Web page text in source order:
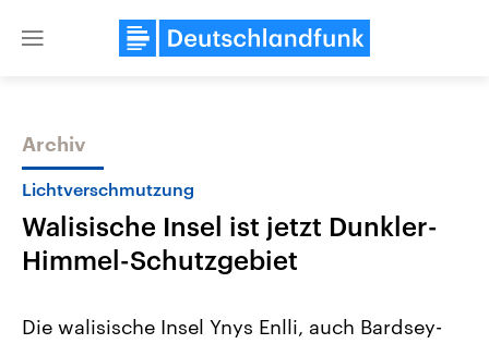
Close
Themen
Archiv
Lichtverschmutzung
Walisische Insel ist jetzt Dunkler-
Himmel-Schutzgebiet
Die walisische Insel Ynys Enlli, auch Bardsey-